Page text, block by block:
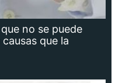
no se puede
que la